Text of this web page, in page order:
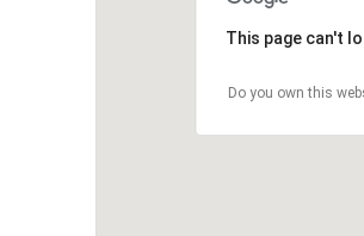
This page can't
Do you own this